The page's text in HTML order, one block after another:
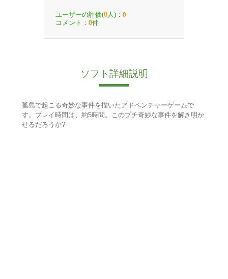
ユーザーの評価(0 人)： 0
コメント： 0件
ソフト詳細説明
孤島で起こる奇妙な事件を描いたアドベンチャーゲームで
す。プレイ時間は、約5時間。このプチ奇妙な事件を解き明か
せるだろうか?